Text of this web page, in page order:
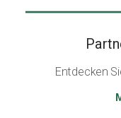
Entdecken